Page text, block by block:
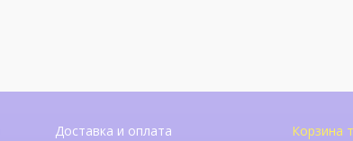
Доставка и оплата
Корзина